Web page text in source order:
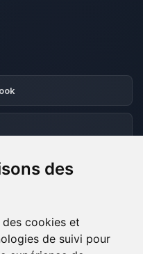
des
cookies et
de suivi pour